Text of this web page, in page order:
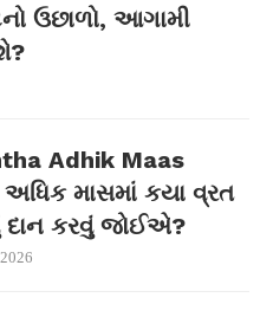
ઉછાળો, આગામી
Adhik Maas
માસમાં કયા વ્રત
કરવું જોઈએ?